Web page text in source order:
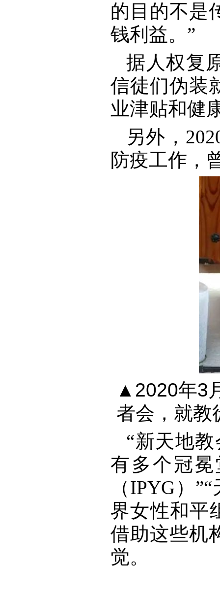
的目的不是
钱利益。”
据人权复
信徒们伪装
业津贴和健
另外，
防疫工作，
▲ 2020年3
者会，就教
“新天地
有多个冠
（IPYG）
界女性和平
借助这些机
觉。